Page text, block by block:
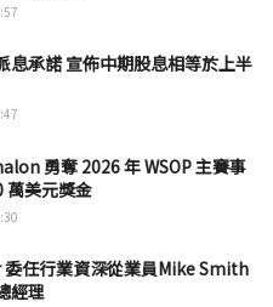
息承諾 宣佈中期股息相等於上半
勇奪 2026 年 WSOP 主賽事
萬美元獎金
任行業資深從業員Mike Smith
經理